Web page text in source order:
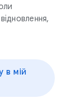
в мій